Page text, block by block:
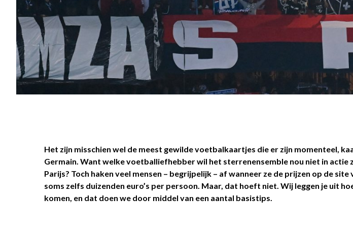
Het zijn misschien wel de meest gewilde voetbalkaartjes die er zijn momenteel,
Germain. Want welke voetballiefhebber wil het sterrenensemble nou niet in actie
Parijs? Toch haken veel mensen – begrijpelijk – af wanneer ze de prijzen op de
soms zelfs duizenden euro’s per persoon. Maar, dat hoeft niet. Wij leggen je uit
komen, en dat doen we door middel van een aantal basistips.